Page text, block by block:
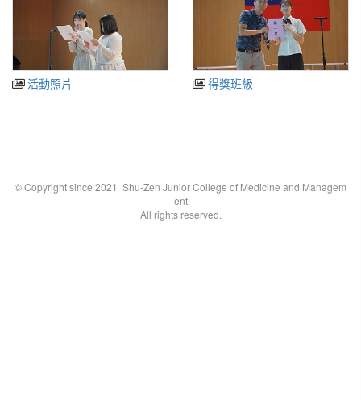
活動照片 得獎班級
© Copyright since 2021 Shu-Zen Junior College of Medicine and Managem
ent
All rights reserved.